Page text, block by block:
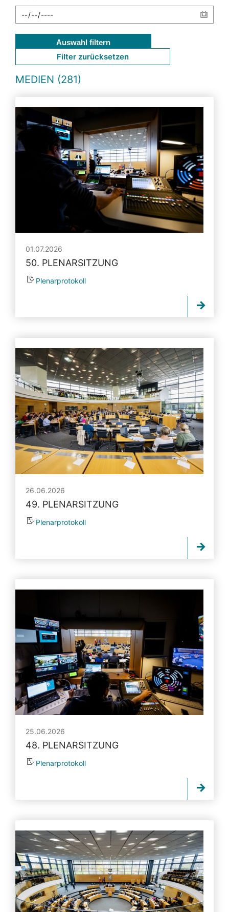
Auswahl filtern
Filter zurücksetzen
MEDIEN (281)
01.07.2026
50. PLENARSITZUNG
Plenarprotokoll
26.06.2026
49. PLENARSITZUNG
Plenarprotokoll
25.06.2026
48. PLENARSITZUNG
Plenarprotokoll